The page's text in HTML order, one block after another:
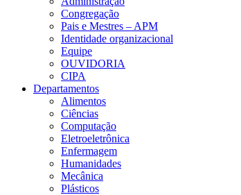
Congregação
Pais e Mestres – APM
Identidade organizacional
Equipe
OUVIDORIA
CIPA
Departamentos
Alimentos
Ciências
Computação
Eletroeletrônica
Enfermagem
Humanidades
Mecânica
Plásticos